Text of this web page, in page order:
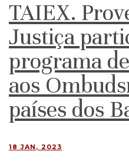
TAIEX.
Justiça
programa
aos
países dos
18 JAN, 2023